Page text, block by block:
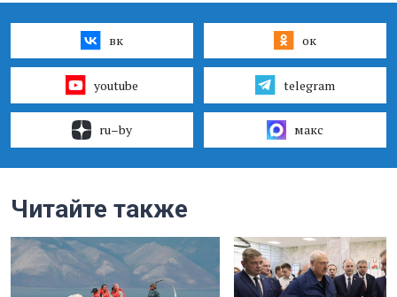
вк ок
youtube telegram
ru–by макс
Читайте также